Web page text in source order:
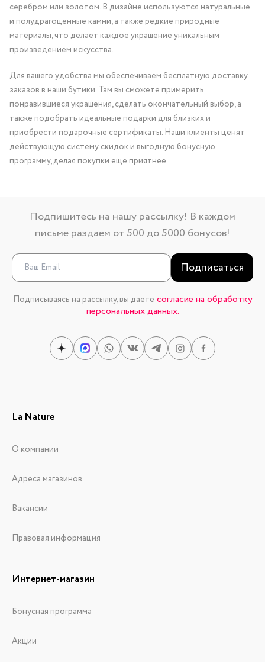
серебром или золотом. В дизайне используются натуральные
и полудрагоценные камни, а также редкие природные
материалы, что делает каждое украшение уникальным
произведением искусства.
Для вашего удобства мы обеспечиваем бесплатную доставку
заказов в наши бутики. Там вы сможете примерить
понравившиеся украшения, сделать окончательный выбор, а
также подобрать идеальные подарки для близких и
приобрести подарочные сертификаты. Наши клиенты ценят
действующую систему скидок и выгодную бонусную
программу, делая покупки еще приятнее.
Подпишитесь на нашу рассылку! В каждом
письме раздаем от 500 до 5000 бонусов!
Подписаться
Подписываясь на рассылку, вы даете согласие на обработку
персональных данных.
La Nature
О компании
Адреса магазинов
Вакансии
Правовая информация
Интернет-магазин
Бонусная программа
Акции